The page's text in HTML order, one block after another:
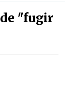
"fugir